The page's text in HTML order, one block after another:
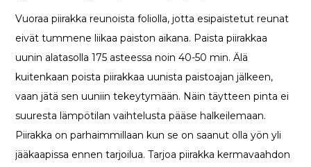
Vuoraa piirakka reunoista foliolla, jotta esipaistetut reunat
eivät tummene liikaa paiston aikana. Paista piirakkaa
uunin alatasolla 175 asteessa noin 40-50 min. Älä
kuitenkaan poista piirakkaa uunista paistoajan jälkeen,
vaan jätä sen uuniin tekeytymään. Näin täytteen pinta ei
suuresta lämpötilan vaihtelusta pääse halkeilemaan.
Piirakka on parhaimmillaan kun se on saanut olla yön yli
jääkaapissa ennen tarjoilua. Tarjoa piirakka kermavaahdon